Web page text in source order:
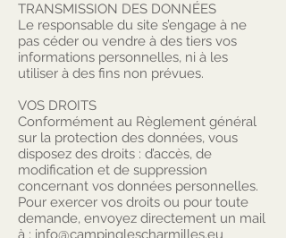
TRANSMISSION DES DONNÉES
Le responsable du site s’engage à ne
pas céder ou vendre à des tiers vos
informations personnelles, ni à les
utiliser à des fins non prévues.
VOS DROITS
Conformément au Règlement général
sur la protection des données, vous
disposez des droits : d’accès, de
modification et de suppression
concernant vos données personnelles.
Pour exercer vos droits ou pour toute
demande, envoyez directement un mail
à : info@campinglescharmilles.eu